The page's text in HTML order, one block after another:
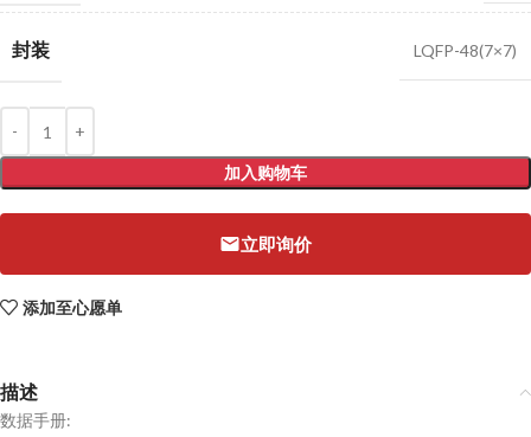
封装 LQFP-48(7×7)
加入购物车
立即询价
添加至心愿单
描述
数据手册: